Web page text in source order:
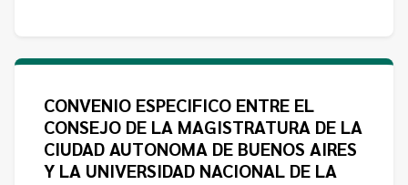
CONVENIO ESPECIFICO ENTRE EL
CONSEJO DE LA MAGISTRATURA DE LA
CIUDAD AUTONOMA DE BUENOS AIRES
Y LA UNIVERSIDAD NACIONAL DE LA